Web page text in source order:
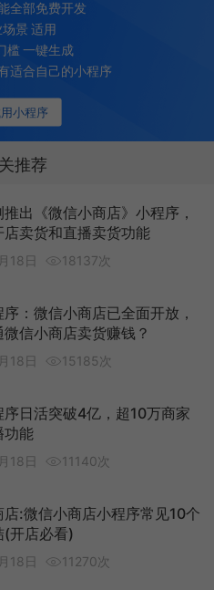
小程序
全部免费开发
景 适用
槛 一键生成
适合自己的小程序
推荐
出《微信小商店》小程序，
店卖货和直播卖货功能
18日 18137次
：微信小商店已全面开放，
信小商店卖货赚钱？
18日 15185次
序日活突破4亿，超10万商家
功能
18日 11140次
店:微信小商店小程序常见10个
(开店必看)
18日 11270次